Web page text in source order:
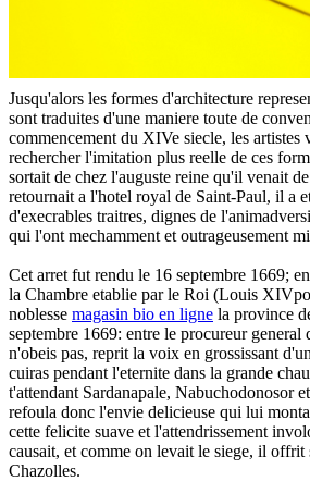
Jusqu'alors les formes d'architecture
sont traduites d'une maniere toute de
commencement du XIVe siecle, les artistes
rechercher l'imitation plus reelle de ces
sortait de chez l'auguste reine qu'il venait
retournait a l'hotel royal de Saint-Paul, il a
d'execrables traitres, dignes de
qui l'ont mechamment et outrageusement
Cet arret fut rendu le 16 septembre 1669;
la Chambre etablie par le Roi (Louis
noblesse magasin bio en ligne la province
septembre 1669: entre le procureur
n'obeis pas, reprit la voix en grossissant
cuiras pendant l'eternite dans la grande
t'attendant Sardanapale, Nabuchodonosor
refoula donc l'envie delicieuse qui lui
cette felicite suave et l'attendrissement
causait, et comme on levait le siege, il offrit
Chazolles.